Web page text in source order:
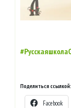
Поделиться ссылкой:
Facebook